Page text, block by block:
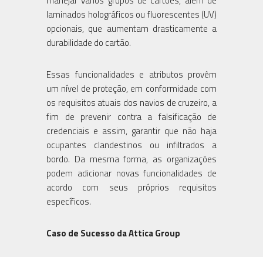
laminados holográficos ou fluorescentes (UV)
opcionais, que aumentam drasticamente a
durabilidade do cartão.
Essas funcionalidades e atributos provêm
um nível de proteção, em conformidade com
os requisitos atuais dos navios de cruzeiro, a
fim de prevenir contra a falsificação de
credenciais e assim, garantir que não haja
ocupantes clandestinos ou infiltrados a
bordo. Da mesma forma, as organizações
podem adicionar novas funcionalidades de
acordo com seus próprios requisitos
específicos.
Caso de Sucesso da Attica Group